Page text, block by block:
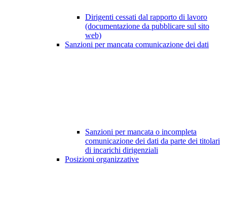
Dirigenti cessati dal rapporto di lavoro
(documentazione da pubblicare sul sito
web)
Sanzioni per mancata comunicazione dei dati
Sanzioni per mancata o incompleta
comunicazione dei dati da parte dei titolari
di incarichi dirigenziali
Posizioni organizzative